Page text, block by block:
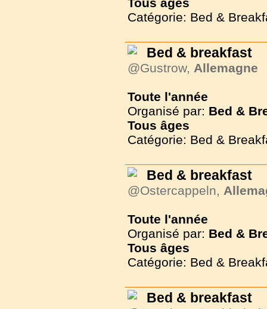
Catégorie: Bed &
Bed & breakfast
@Gustrow, Allemagne
Toute l'année
Organisé par: Bed &
Tous âges
Catégorie: Bed &
Bed & breakfast
@Ostercappeln,
Toute l'année
Organisé par: Bed &
Tous âges
Catégorie: Bed &
Bed & breakfast